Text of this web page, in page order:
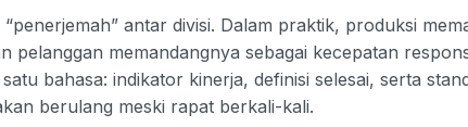
antar divisi. Dalam praktik, produksi
pelanggan memandangnya sebagai kecepatan
bahasa: indikator kinerja, definisi selesai, serta
berulang meski rapat berkali-kali.